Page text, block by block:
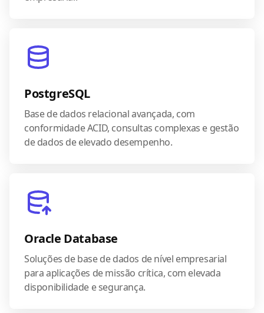
PostgreSQL
Base de dados relacional avançada, com
conformidade ACID, consultas complexas e gestão
de dados de elevado desempenho.
Oracle Database
Soluções de base de dados de nível empresarial
para aplicações de missão crítica, com elevada
disponibilidade e segurança.